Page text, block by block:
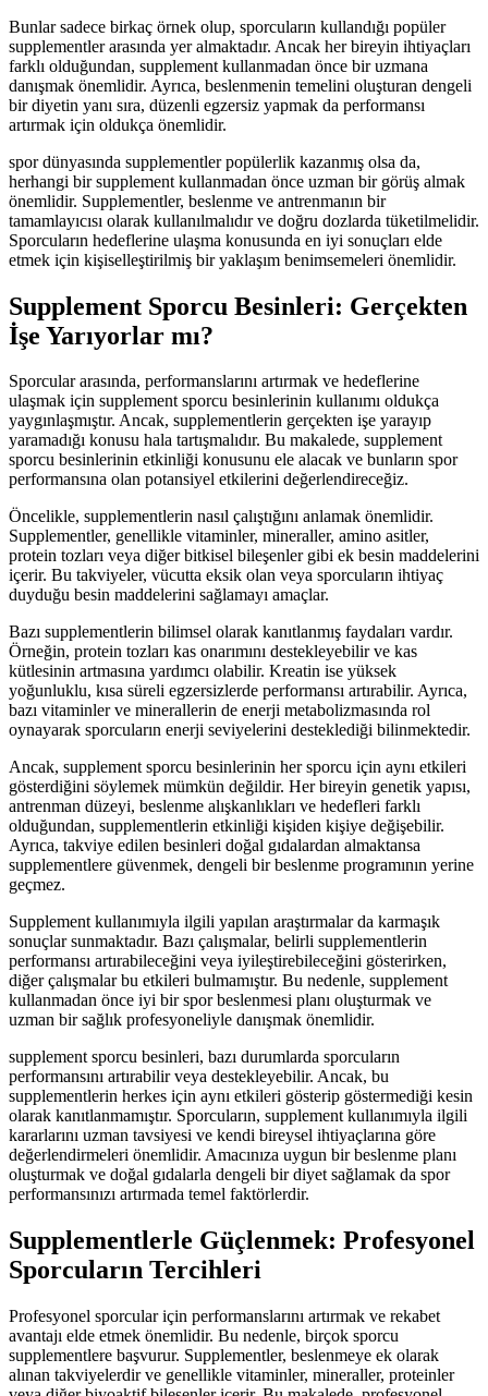
Bunlar sadece birkaç örnek olup, sporcuların kullandığı popüler
supplementler arasında yer almaktadır. Ancak her bireyin ihtiyaçları
farklı olduğundan, supplement kullanmadan önce bir uzmana
danışmak önemlidir. Ayrıca, beslenmenin temelini oluşturan dengeli
bir diyetin yanı sıra, düzenli egzersiz yapmak da performansı
artırmak için oldukça önemlidir.
spor dünyasında supplementler popülerlik kazanmış olsa da,
herhangi bir supplement kullanmadan önce uzman bir görüş almak
önemlidir. Supplementler, beslenme ve antrenmanın bir
tamamlayıcısı olarak kullanılmalıdır ve doğru dozlarda tüketilmelidir.
Sporcuların hedeflerine ulaşma konusunda en iyi sonuçları elde
etmek için kişiselleştirilmiş bir yaklaşım benimsemeleri önemlidir.
Supplement Sporcu Besinleri: Gerçekten
İşe Yarıyorlar mı?
Sporcular arasında, performanslarını artırmak ve hedeflerine
ulaşmak için supplement sporcu besinlerinin kullanımı oldukça
yaygınlaşmıştır. Ancak, supplementlerin gerçekten işe yarayıp
yaramadığı konusu hala tartışmalıdır. Bu makalede, supplement
sporcu besinlerinin etkinliği konusunu ele alacak ve bunların spor
performansına olan potansiyel etkilerini değerlendireceğiz.
Öncelikle, supplementlerin nasıl çalıştığını anlamak önemlidir.
Supplementler, genellikle vitaminler, mineraller, amino asitler,
protein tozları veya diğer bitkisel bileşenler gibi ek besin maddelerini
içerir. Bu takviyeler, vücutta eksik olan veya sporcuların ihtiyaç
duyduğu besin maddelerini sağlamayı amaçlar.
Bazı supplementlerin bilimsel olarak kanıtlanmış faydaları vardır.
Örneğin, protein tozları kas onarımını destekleyebilir ve kas
kütlesinin artmasına yardımcı olabilir. Kreatin ise yüksek
yoğunluklu, kısa süreli egzersizlerde performansı artırabilir. Ayrıca,
bazı vitaminler ve minerallerin de enerji metabolizmasında rol
oynayarak sporcuların enerji seviyelerini desteklediği bilinmektedir.
Ancak, supplement sporcu besinlerinin her sporcu için aynı etkileri
gösterdiğini söylemek mümkün değildir. Her bireyin genetik yapısı,
antrenman düzeyi, beslenme alışkanlıkları ve hedefleri farklı
olduğundan, supplementlerin etkinliği kişiden kişiye değişebilir.
Ayrıca, takviye edilen besinleri doğal gıdalardan almaktansa
supplementlere güvenmek, dengeli bir beslenme programının yerine
geçmez.
Supplement kullanımıyla ilgili yapılan araştırmalar da karmaşık
sonuçlar sunmaktadır. Bazı çalışmalar, belirli supplementlerin
performansı artırabileceğini veya iyileştirebileceğini gösterirken,
diğer çalışmalar bu etkileri bulmamıştır. Bu nedenle, supplement
kullanmadan önce iyi bir spor beslenmesi planı oluşturmak ve
uzman bir sağlık profesyoneliyle danışmak önemlidir.
supplement sporcu besinleri, bazı durumlarda sporcuların
performansını artırabilir veya destekleyebilir. Ancak, bu
supplementlerin herkes için aynı etkileri gösterip göstermediği kesin
olarak kanıtlanmamıştır. Sporcuların, supplement kullanımıyla ilgili
kararlarını uzman tavsiyesi ve kendi bireysel ihtiyaçlarına göre
değerlendirmeleri önemlidir. Amacınıza uygun bir beslenme planı
oluşturmak ve doğal gıdalarla dengeli bir diyet sağlamak da spor
performansınızı artırmada temel faktörlerdir.
Supplementlerle Güçlenmek: Profesyonel
Sporcuların Tercihleri
Profesyonel sporcular için performanslarını artırmak ve rekabet
avantajı elde etmek önemlidir. Bu nedenle, birçok sporcu
supplementlere başvurur. Supplementler, beslenmeye ek olarak
alınan takviyelerdir ve genellikle vitaminler, mineraller, proteinler